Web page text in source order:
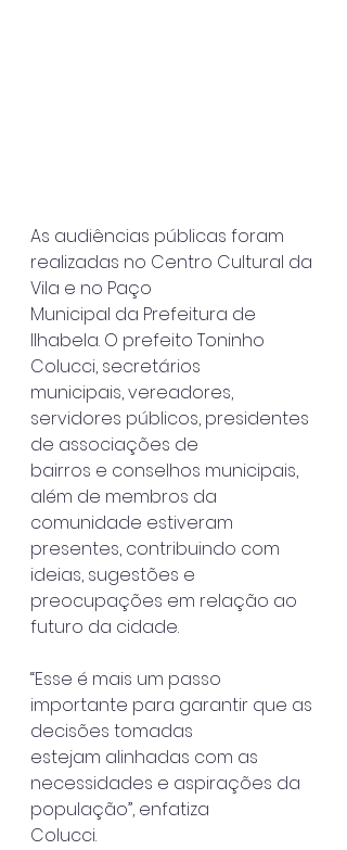
As audiências públicas foram
realizadas no Centro Cultural da
Vila e no Paço
Municipal da Prefeitura de
Ilhabela. O prefeito Toninho
Colucci, secretários
municipais, vereadores,
servidores públicos, presidentes
de associações de
bairros e conselhos municipais,
além de membros da
comunidade estiveram
presentes, contribuindo com
ideias, sugestões e
preocupações em relação ao
futuro da cidade.
“Esse é mais um passo
importante para garantir que as
decisões tomadas
estejam alinhadas com as
necessidades e aspirações da
população”, enfatiza
Colucci.